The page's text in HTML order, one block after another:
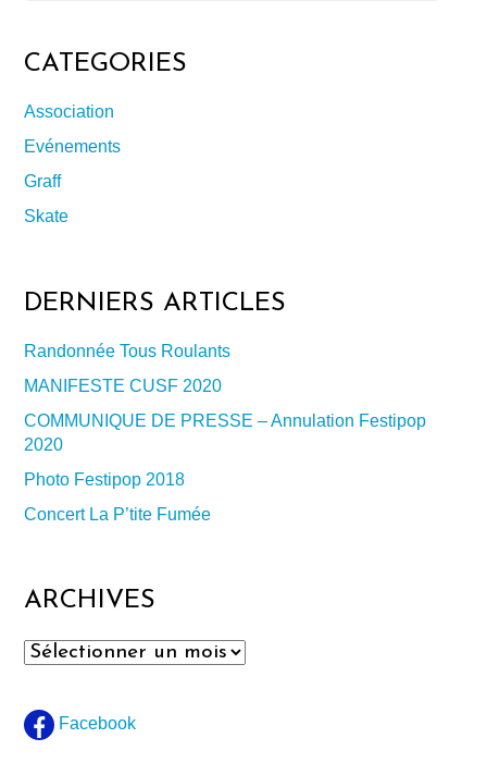
CATEGORIES
Association
Evénements
Graff
Skate
DERNIERS ARTICLES
Randonnée Tous Roulants
MANIFESTE CUSF 2020
COMMUNIQUE DE PRESSE – Annulation Festipop
2020
Photo Festipop 2018
Concert La P’tite Fumée
ARCHIVES
Archives
Facebook